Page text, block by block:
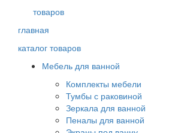
товаров
главная
каталог товаров
Мебель для ванной
Комплекты мебели
Тумбы с раковиной
Зеркала для ванной
Пеналы для ванной